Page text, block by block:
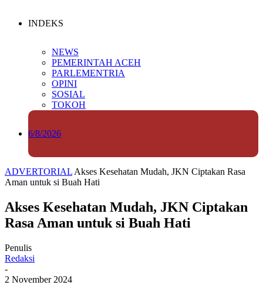
INDEKS
NEWS
PEMERINTAH ACEH
PARLEMENTRIA
OPINI
SOSIAL
TOKOH
6/8/2026
ADVERTORIAL Akses Kesehatan Mudah, JKN Ciptakan Rasa
Aman untuk si Buah Hati
Akses Kesehatan Mudah, JKN Ciptakan
Rasa Aman untuk si Buah Hati
Penulis
Redaksi
-
2 November 2024